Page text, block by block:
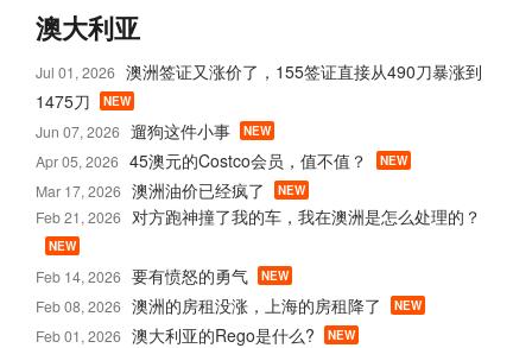
澳大利亚
Jul 01, 2026 澳洲签证又涨价了，155签证直接从490刀暴涨到
1475刀
NEW
Jun 07, 2026 遛狗这件小事 NEW
Apr 05, 2026 45澳元的Costco会员，值不值？ NEW
Mar 17, 2026 澳洲油价已经疯了 NEW
Feb 21, 2026 对方跑神撞了我的车，我在澳洲是怎么处理的？
NEW
Feb 14, 2026 要有愤怒的勇气 NEW
Feb 08, 2026 澳洲的房租没涨，上海的房租降了 NEW
Feb 01, 2026 澳大利亚的Rego是什么? NEW